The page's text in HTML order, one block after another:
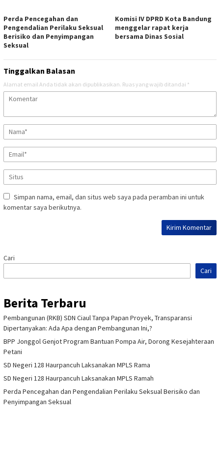
Perda Pencegahan dan
Pengendalian Perilaku Seksual
Berisiko dan Penyimpangan
Seksual
Komisi IV DPRD Kota Bandung
menggelar rapat kerja
bersama Dinas Sosial
Tinggalkan Balasan
Alamat email Anda tidak akan dipublikasikan. Ruas yang wajib ditandai *
Simpan nama, email, dan situs web saya pada peramban ini untuk
komentar saya berikutnya.
Cari
Cari
Berita Terbaru
Pembangunan (RKB) SDN Ciaul Tanpa Papan Proyek, Transparansi
Dipertanyakan: Ada Apa dengan Pembangunan Ini,?
BPP Jonggol Genjot Program Bantuan Pompa Air, Dorong Kesejahteraan
Petani
SD Negeri 128 Haurpancuh Laksanakan MPLS Rama
SD Negeri 128 Haurpancuh Laksanakan MPLS Ramah
Perda Pencegahan dan Pengendalian Perilaku Seksual Berisiko dan
Penyimpangan Seksual